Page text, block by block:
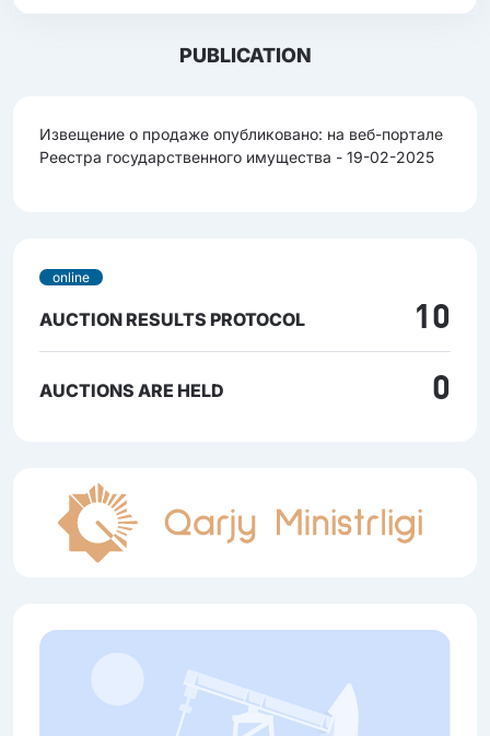
PUBLICATION
Извещение о продаже опубликовано: на веб-портале
Реестра государственного имущества - 19-02-2025
online
AUCTION RESULTS PROTOCOL 10
AUCTIONS ARE HELD 0